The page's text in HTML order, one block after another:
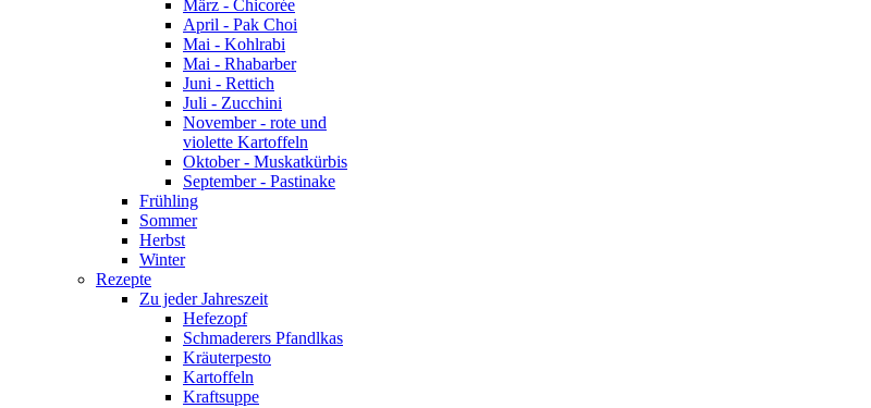
März - Chicorée
April - Pak Choi
Mai - Kohlrabi
Mai - Rhabarber
Juni - Rettich
Juli - Zucchini
November - rote und
violette Kartoffeln
Oktober - Muskatkürbis
September - Pastinake
Frühling
Sommer
Herbst
Winter
Rezepte
Zu jeder Jahreszeit
Hefezopf
Schmaderers Pfandlkas
Kräuterpesto
Kartoffeln
Kraftsuppe